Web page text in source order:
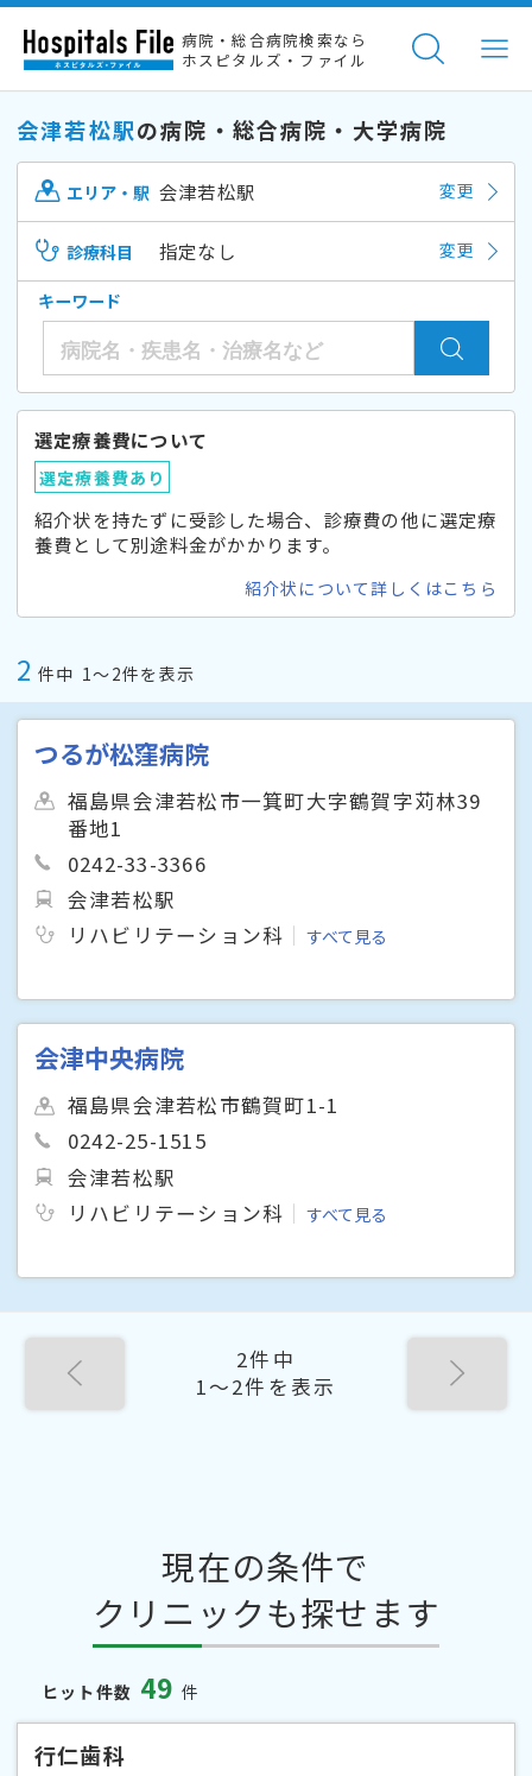
病院・総合病院検索なら
ホスピタルズ・ファイル
会津若松駅の病院・総合病院・大学病院
エリア・駅 会津若松駅 変更
診療科目 指定なし 変更
キーワード
選定療養費について
選定療養費あり
紹介状を持たずに受診した場合、診療費の他に選定療
養費として別途料金がかかります。
紹介状について詳しくはこちら
2 件中 1〜2件を表示
つるが松窪病院
福島県会津若松市一箕町大字鶴賀字苅林39
番地1
0242-33-3366
会津若松駅
リハビリテーション科
すべて見る
会津中央病院
福島県会津若松市鶴賀町1-1
0242-25-1515
会津若松駅
リハビリテーション科
すべて見る
2件中
1〜2件を表示
現在の条件で
クリニックも探せます
ヒット件数 49 件
行仁歯科